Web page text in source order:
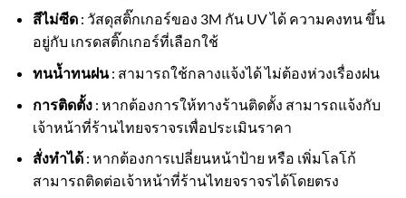
สีไม่ซีด: วัสดุสติ๊กเกอร์ของ 3M กัน UV ได้ ความคงทน ขึ้น
อยู่กับ เกรดสติ๊กเกอร์ที่เลือกใช้
ทนน้ำทนฝน: สามารถใช้กลางแจ้งได้ ไม่ต้องห่วงเรื่องฝน
การติดตั้ง: หากต้องการให้ทางร้านติดตั้ง สามารถแจ้งกับ
เจ้าหน้าที่ร้านไทยจราจรเพื่อประเมินราคา
สั่งทำได้: หากต้องการเปลี่ยนหน้าป้าย หรือ เพิ่มโลโก้
สามารถติดต่อเจ้าหน้าที่ร้านไทยจราจรได้โดยตรง